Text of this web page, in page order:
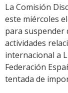
La Comisión
este miércoles
para suspender
actividades
internacional a
Federación
tentada de